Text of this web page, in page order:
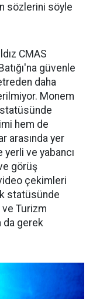
sözlerini söyle
CMAS
güvenle
daha
Monem
hem de
arasında yer
yerli ve yabancı
görüş
çekimleri
statüsünde
ve Turizm
da gerek